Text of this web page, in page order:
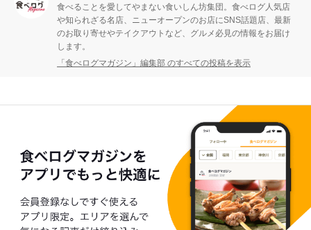
食べることを愛してやまない食いしん坊集団。食べログ人気店
や知られざる名店、ニューオープンのお店にSNS話題店、最新
のお取り寄せやテイクアウトなど、グルメ必見の情報をお届け
します。
「食べログマガジン」編集部 のすべての投稿を表示